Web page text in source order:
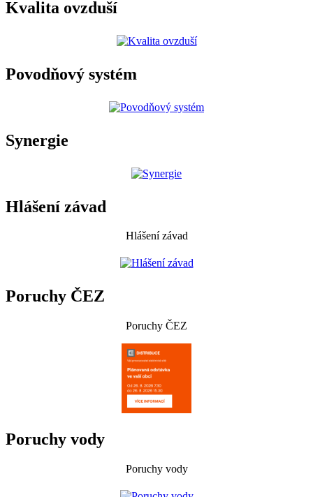
Kvalita ovzduší
Povodňový systém
Synergie
Hlášení závad
Hlášení závad
Poruchy ČEZ
Poruchy ČEZ
Poruchy vody
Poruchy vody